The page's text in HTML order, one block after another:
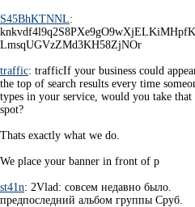
S45BhKTNNL:
LmsqUGVzZMd3KH58ZjNOr
traffic: trafficIf your business could
the top of search results every time
types in your service, would you take that
spot?
Thats exactly what we do.
We place your banner in front of p
st41n: 2Vlad: совсем недавно было.
предпоследний альбом группы Сруб.